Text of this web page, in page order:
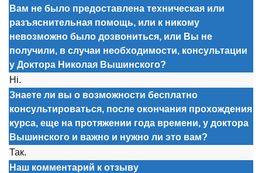
Вам не было предоставлена техническая или
разъяснительная помощь, или к никому
невозможно было дозвониться, или Вы не
получили, в случаи необходимости, консультации
у Доктора Николая Вышинского?
Ні.
Знаете ли вы о возможности бесплатно
консультироваться, после окончания прохождения
курса, еще на протяжении года времени, у доктора
Вышинского и важно и нужно ли это вам?
Так.
Наш комментарий к отзыву